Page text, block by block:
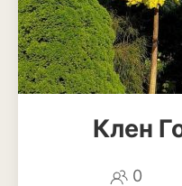
Плодовые деревья и
кустарники
Абрикосы
Клен
0